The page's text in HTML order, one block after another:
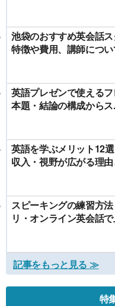
池袋のおすすめ英会話ス
特徴や費用、講師につ
英語プレゼンで使える
本題・結論の構成からス
英語を学ぶメリット12
収入・視野が広がる理由
スピーキングの練習方
リ・オンライン英会話で
記事をもっと見る ≫
特